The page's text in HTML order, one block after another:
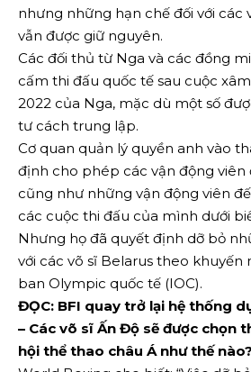
nhưng những hạn chế đối với các
vẫn được giữ nguyên.
Các đối thủ từ Nga và các đồng
cấm thi đấu quốc tế sau cuộc
2022 của Nga, mặc dù một số
tư cách trung lập.
Cơ quan quản lý quyền anh vào
định cho phép các vận động viên
cũng như những vận động viên
các cuộc thi đấu của mình dưới
Nhưng họ đã quyết định dỡ bỏ
với các võ sĩ Belarus theo khuyến
ban Olympic quốc tế (IOC).
ĐỌC: BFI quay trở lại hệ thống
– Các võ sĩ Ấn Độ sẽ được chọn
hội thể thao châu Á như thế nào?